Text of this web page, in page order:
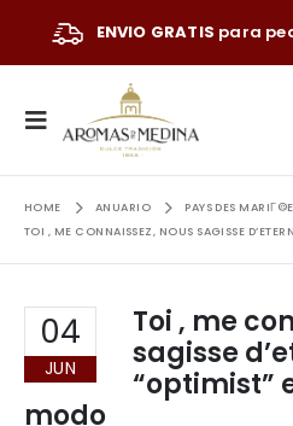
ENVIO GRATIS para
HOME ANUARIO
PAYS DES
TOI , ME CONNAISSEZ, NOUS SAGISSE
04
JUN
Toi , me
sagisse
“optimist”
modo